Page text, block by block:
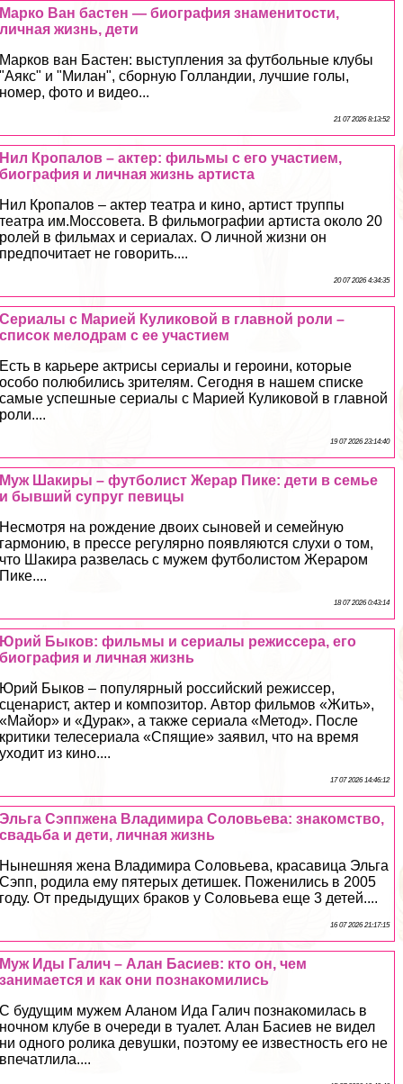
Марко Ван бастен — биография знаменитости,
личная жизнь, дети
Марков ван Бастен: выступления за футбольные клубы
"Аякс" и "Милан", сборную Голландии, лучшие голы,
номер, фото и видео...
21 07 2026 8:13:52
Нил Кропалов – актер: фильмы с его участием,
биография и личная жизнь артиста
Нил Кропалов – актер театра и кино, артист труппы
театра им.Моссовета. В фильмографии артиста около 20
ролей в фильмах и сериалах. О личной жизни он
предпочитает не говорить....
20 07 2026 4:34:35
Сериалы с Марией Куликовой в главной роли –
список мелодрам с ее участием
Есть в карьере актрисы сериалы и героини, которые
особо полюбились зрителям. Сегодня в нашем списке
самые успешные сериалы с Марией Куликовой в главной
роли....
19 07 2026 23:14:40
Муж Шакиры – футболист Жерар Пике: дети в семье
и бывший супруг певицы
Несмотря на рождение двоих сыновей и семейную
гармонию, в прессе регулярно появляются слухи о том,
что Шакира развелась с мужем футболистом Жераром
Пике....
18 07 2026 0:43:14
Юрий Быков: фильмы и сериалы режиссера, его
биография и личная жизнь
Юрий Быков – популярный российский режиссер,
сценарист, актер и композитор. Автор фильмов «Жить»,
«Майор» и «Дуpaк», а также сериала «Метод». После
критики телесериала «Спящие» заявил, что на время
уходит из кино....
17 07 2026 14:46:12
Эльга Сэппжена Владимира Соловьева: знакомство,
свадьба и дети, личная жизнь
Нынешняя жена Владимира Соловьева, красавица Эльга
Сэпп, родила ему пятерых детишек. Поженились в 2005
году. От предыдущих бpaков у Соловьева еще 3 детей....
16 07 2026 21:17:15
Муж Иды Галич – Алан Басиев: кто он, чем
занимается и как они познакомились
С будущим мужем Аланом Ида Галич познакомилась в
ночном клубе в очереди в туалет. Алан Басиев не видел
ни одного ролика дeвyшки, поэтому ее известность его не
впечатлила....